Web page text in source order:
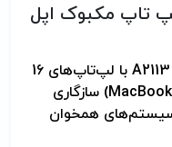
تاپ مکبوک اپل
باتری لپتاپ مکبوک اپل پارت نامبر A2113 با لپ‌تاپ‌های 16
اینچی اپل سری مک‌بوک پرو (MacBook Pro) سازگاری
سیستم‌های همخوان